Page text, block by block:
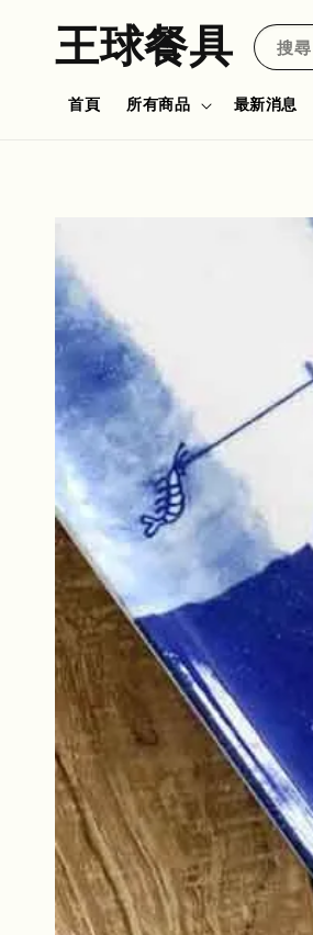
王球餐具 搜尋
首頁 所有商品 最新消息